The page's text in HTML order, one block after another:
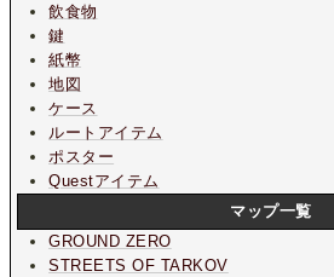
飲食物
鍵
紙幣
地図
ケース
ルートアイテム
ポスター
Questアイテム
マップ一覧
GROUND ZERO
STREETS OF TARKOV